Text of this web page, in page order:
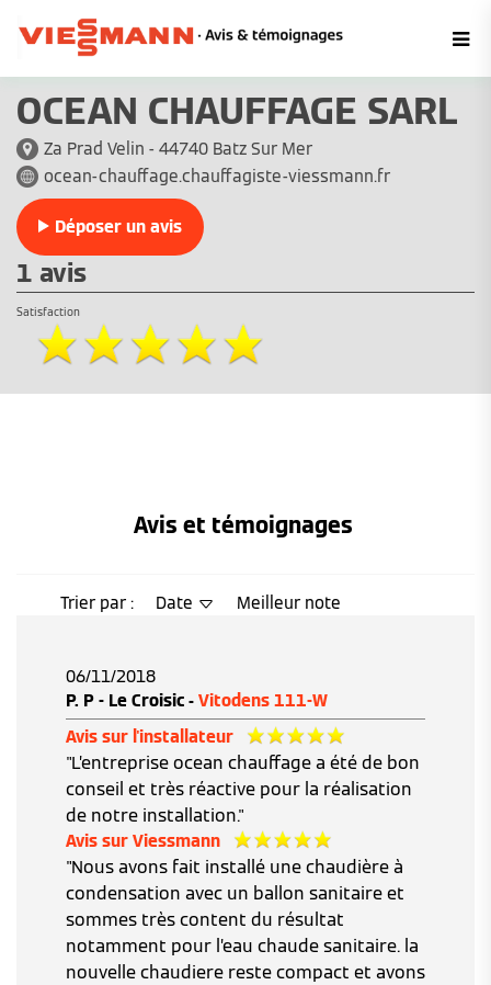
OCEAN CHAUFFAGE SARL
Za Prad Velin - 44740 Batz Sur Mer
ocean-chauffage.chauffagiste-viessmann.fr
Déposer un avis
1 avis
Satisfaction
Avis et témoignages
Trier par : Date Meilleur note
06/11/2018
P. P - Le Croisic - Vitodens 111-W
Avis sur l'installateur
"L’entreprise ocean chauffage a été de bon
conseil et très réactive pour la réalisation
de notre installation."
Avis sur Viessmann
"Nous avons fait installé une chaudière à
condensation avec un ballon sanitaire et
sommes très content du résultat
notamment pour l’eau chaude sanitaire. la
nouvelle chaudiere reste compact et avons